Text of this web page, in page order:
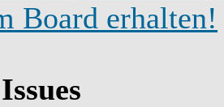
Board erhalten!